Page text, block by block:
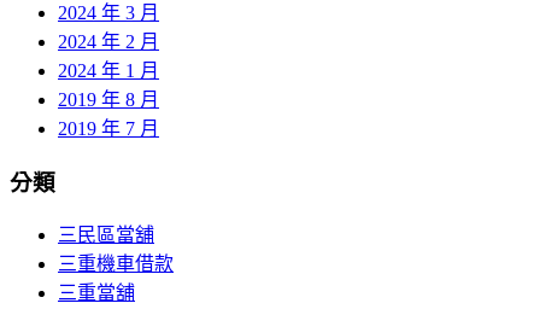
2024 年 3 月
2024 年 2 月
2024 年 1 月
2019 年 8 月
2019 年 7 月
分類
三民區當舖
三重機車借款
三重當舖